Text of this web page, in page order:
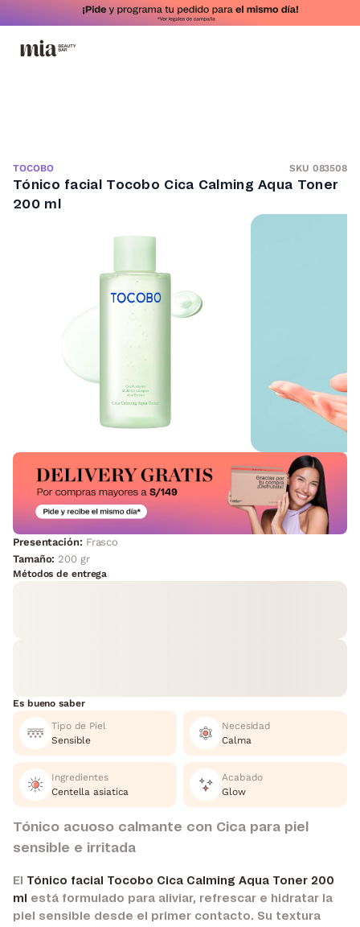
TOCOBO SKU 083508
Tónico facial Tocobo Cica Calming Aqua Toner
200 ml
Presentación: Frasco
Tamaño: 200 gr
Métodos de entrega
Es bueno saber
Tipo de Piel
Sensible
Necesidad
Calma
Ingredientes
Centella asiatica
Acabado
Glow
Tónico acuoso calmante con Cica para piel
sensible e irritada
El Tónico facial Tocobo Cica Calming Aqua Toner 200
ml
está formulado para aliviar, refrescar e hidratar la
piel sensible desde el primer contacto. Su textura